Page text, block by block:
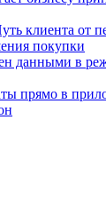
клиента от
покупки
данными в
прямо в